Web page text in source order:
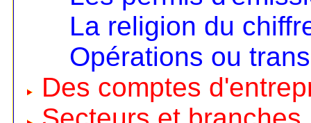
La religion du
Opérations ou
Des comptes